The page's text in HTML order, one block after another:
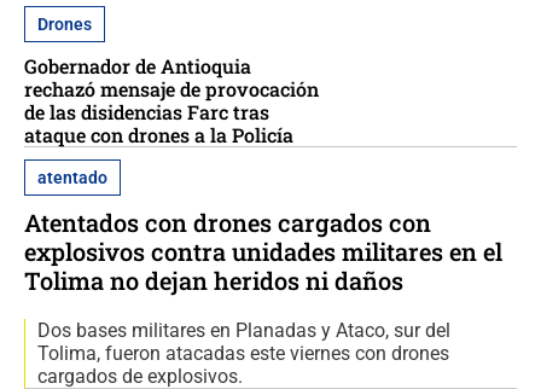
Drones
Gobernador de Antioquia
rechazó mensaje de provocación
de las disidencias Farc tras
ataque con drones a la Policía
atentado
Atentados con drones cargados con
explosivos contra unidades militares en el
Tolima no dejan heridos ni daños
Dos bases militares en Planadas y Ataco, sur del
Tolima, fueron atacadas este viernes con drones
cargados de explosivos.